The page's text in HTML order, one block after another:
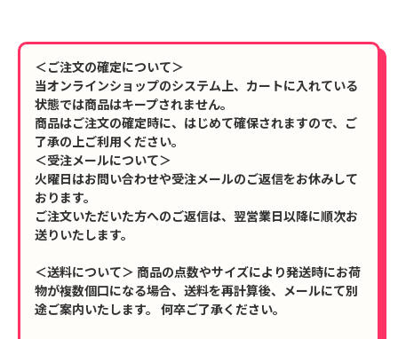
＜ご注文の確定について＞
当オンラインショップのシステム上、カートに入れている
状態では商品はキープされません。
商品はご注文の確定時に、はじめて確保されますので、ご
了承の上ご利用ください。
＜受注メールについて＞
火曜日はお問い合わせや受注メールのご返信をお休みして
おります。
ご注文いただいた方へのご返信は、翌営業日以降に順次お
送りいたします。
＜送料について＞ 商品の点数やサイズにより発送時にお荷
物が複数個口になる場合、送料を再計算後、メールにて別
途ご案内いたします。 何卒ご了承ください。